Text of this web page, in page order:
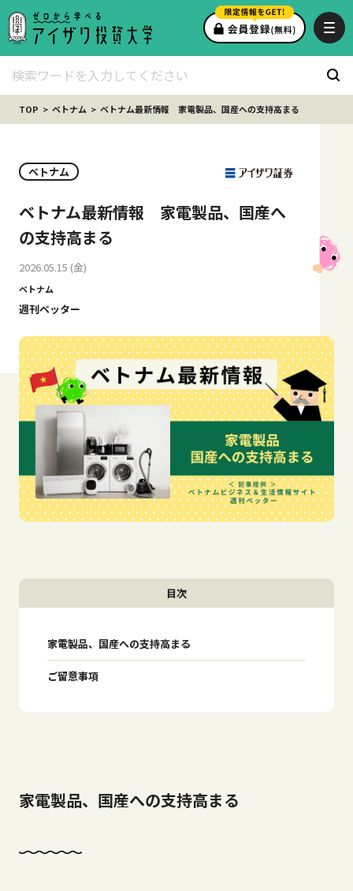
TOP ベトナム ベトナム最新情報 家電製品、国産への支持高まる
ベトナム
ベトナム最新情報 家電製品、国産へ
の支持高まる
2026.05.15 (金)
ベトナム
週刊ベッター
目次
家電製品、国産への支持高まる
ご留意事項
家電製品、国産への支持高まる